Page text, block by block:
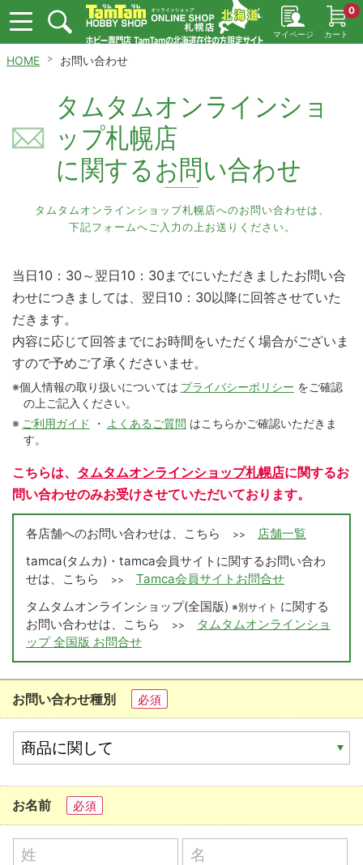
マイページ カート
0
HOME お問い合わせ
タムタムオンラインショ
ップ札幌店
に関するお問い合わせ
タムタムオンラインショップ札幌店へのお問い合わせは、
下記フォームへご入力の上お送りください。
当日10：30～翌日10：30までにいただきましたお問い合
わせにつきましては、翌日10：30以降に回答させていた
だきます。
内容に応じて回答までにお時間をいただく場合がございま
すので予めご了承くださいませ。
※個人情報の取り扱いについては プライバシーポリシー をご確認
の上ご記入ください。
※ ご利用ガイド ・ よくあるご質問 はこちらかご確認いただきま
す。
こちらは、 タムタムオンラインショップ札幌店に関するお
問い合わせのみお受けさせていただいております。
各店舗へのお問い合わせは、こちら >>
店舗一覧
tamca(タムカ)・tamca会員サイトに関するお問い合わ
せは、こちら
>>
Tamca会員サイトお問合せ
タムタムオンラインショップ(全国版) ※別サイト に関する
お問い合わせは、こちら
>>
タムタムオンラインショ
ップ 全国版 お問合せ
お問い合わせ種別 必須
お名前 必須